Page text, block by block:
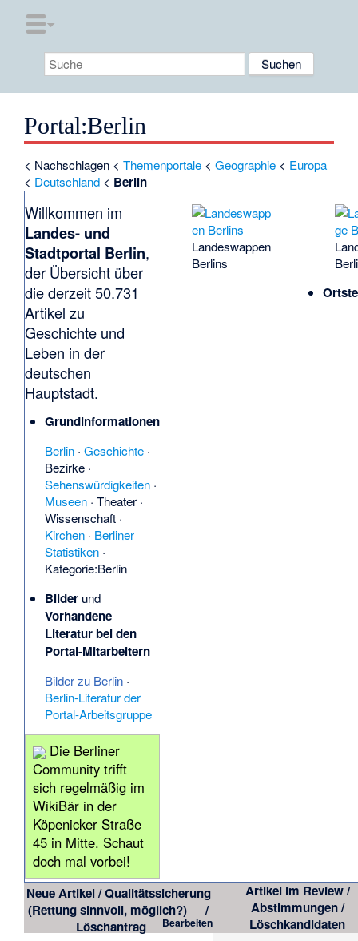
Portal:Berlin
< Nachschlagen <Themenportale <Geographie < Europa
< Deutschland < Berlin
Willkommen im
Landes- und
Stadtportal Berlin,
der Übersicht über
die derzeit 50.731
Artikel zu
Geschichte und
Leben in der
deutschen
Hauptstadt.
Grundinformationen
Berlin· Geschichte·
Bezirke·
Sehenswürdigkeiten·
Museen· Theater·
Wissenschaft·
Kirchen· Berliner
Statistiken·
Kategorie:Berlin
Bilderund
Vorhandene
Literatur bei den
Portal-Mitarbeitern
Bilder zu Berlin·
Berlin-Literatur der
Portal-Arbeitsgruppe
Die Berliner
Community trifft
sich regelmäßig im
WikiBärin der
Köpenicker Straße
45 in Mitte. Schaut
doch mal vorbei!
Landeswappen
Berlins
Neue Artikel / Qualitätssicherung
(Rettung sinnvoll, möglich?)
/
Löschantrag
Bearbeiten
Artikel im Review /
Abstimmungen /
Löschkandidaten